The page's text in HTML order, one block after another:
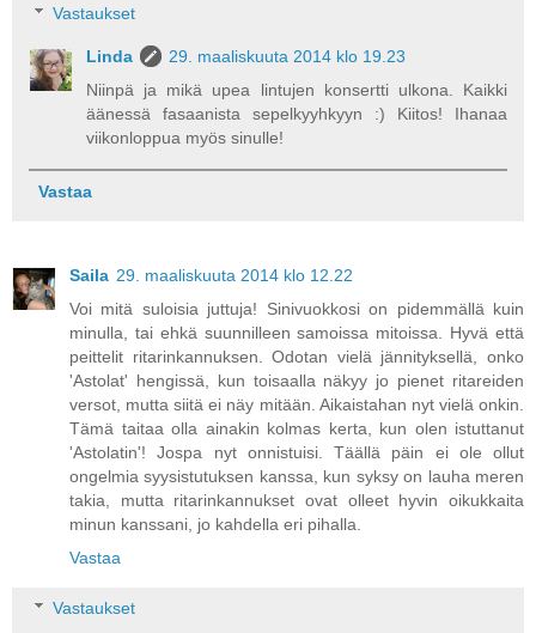
Vastaukset
Linda
29. maaliskuuta 2014 klo 19.23
Niinpä ja mikä upea lintujen konsertti ulkona. Kaikki
äänessä fasaanista sepelkyyhkyyn :) Kiitos! Ihanaa
viikonloppua myös sinulle!
Vastaa
Saila 29. maaliskuuta 2014 klo 12.22
Voi mitä suloisia juttuja! Sinivuokkosi on pidemmällä kuin
minulla, tai ehkä suunnilleen samoissa mitoissa. Hyvä että
peittelit ritarinkannuksen. Odotan vielä jännityksellä, onko
'Astolat' hengissä, kun toisaalla näkyy jo pienet ritareiden
versot, mutta siitä ei näy mitään. Aikaistahan nyt vielä onkin.
Tämä taitaa olla ainakin kolmas kerta, kun olen istuttanut
'Astolatin'! Jospa nyt onnistuisi. Täällä päin ei ole ollut
ongelmia syysistutuksen kanssa, kun syksy on lauha meren
takia, mutta ritarinkannukset ovat olleet hyvin oikukkaita
minun kanssani, jo kahdella eri pihalla.
Vastaa
Vastaukset